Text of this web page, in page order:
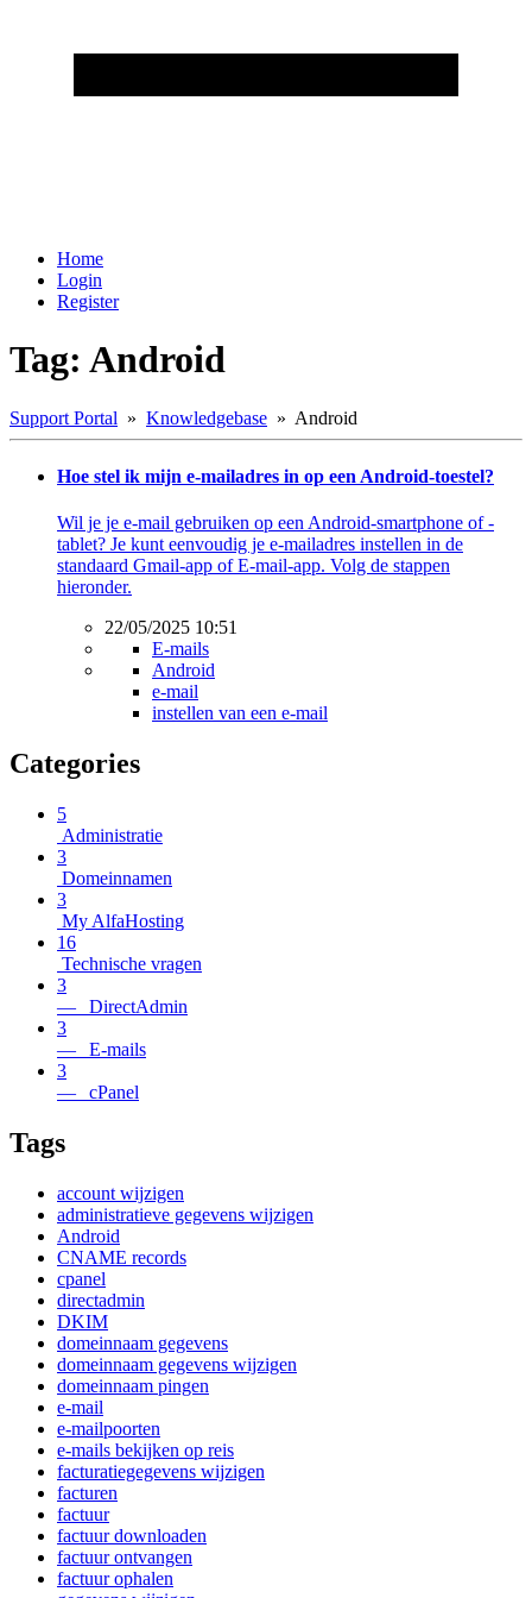
Home
Login
Register
Tag: Android
Support Portal » Knowledgebase » Android
Hoe stel ik mijn e-mailadres in op een Android-toestel?
Wil je je e-mail gebruiken op een Android-smartphone of -
tablet? Je kunt eenvoudig je e-mailadres instellen in de
standaard Gmail-app of E-mail-app. Volg de stappen
hieronder.
22/05/2025 10:51
E-mails
Android
e-mail
instellen van een e-mail
Categories
5
Administratie
3
Domeinnamen
3
My AlfaHosting
16
Technische vragen
3
— DirectAdmin
3
— E-mails
3
— cPanel
Tags
account wijzigen
administratieve gegevens wijzigen
Android
CNAME records
cpanel
directadmin
DKIM
domeinnaam gegevens
domeinnaam gegevens wijzigen
domeinnaam pingen
e-mail
e-mailpoorten
e-mails bekijken op reis
facturatiegegevens wijzigen
facturen
factuur
factuur downloaden
factuur ontvangen
factuur ophalen